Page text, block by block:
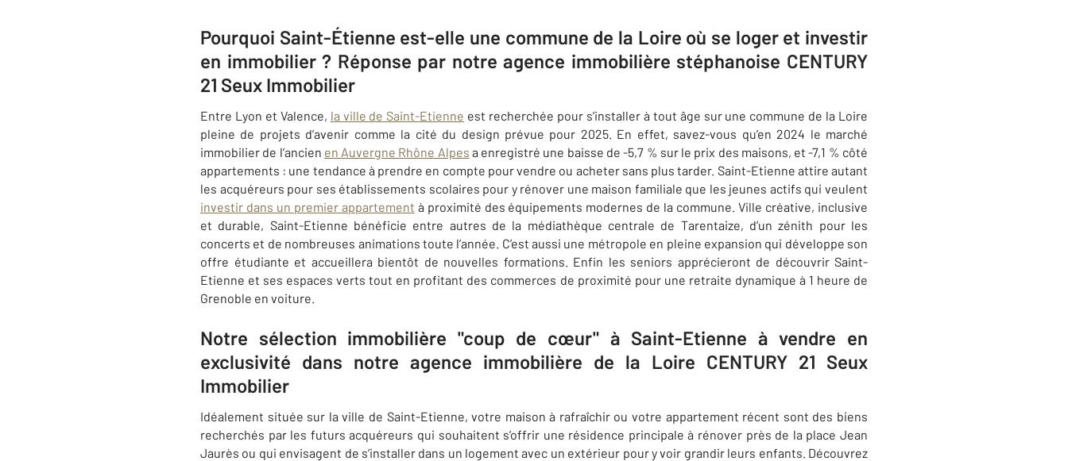
Pourquoi Saint-Étienne est-elle une commune de la Loire où se loger et investir
en immobilier ? Réponse par notre agence immobilière stéphanoise CENTURY
21 Seux Immobilier
Entre Lyon et Valence, la ville de Saint-Etienne est recherchée pour s’installer à tout âge sur une commune de la Loire
pleine de projets d’avenir comme la cité du design prévue pour 2025. En effet, savez-vous qu’en 2024 le marché
immobilier de l’ancien en Auvergne Rhône Alpes a enregistré une baisse de -5,7 % sur le prix des maisons, et -7,1 % côté
appartements : une tendance à prendre en compte pour vendre ou acheter sans plus tarder. Saint-Etienne attire autant
les acquéreurs pour ses établissements scolaires pour y rénover une maison familiale que les jeunes actifs qui veulent
investir dans un premier appartement à proximité des équipements modernes de la commune.Ville créative, inclusive
et durable, Saint-Etienne bénéficie entre autres de la médiathèque centrale de Tarentaize, d’un zénith pour les
concerts et de nombreuses animations toute l’année. C’est aussi une métropole en pleine expansion qui développe son
offre étudiante et accueillera bientôt de nouvelles formations. Enfin les seniors apprécieront de découvrir Saint-
Etienne et ses espaces verts tout en profitant des commerces de proximité pour une retraite dynamique à 1 heure de
Grenoble en voiture.
Notre sélection immobilière "coup de cœur" à Saint-Etienne à vendre en
exclusivité dans notre agence immobilière de la Loire CENTURY 21 Seux
Immobilier
Idéalement située sur la ville de Saint-Etienne, votre maison à rafraîchir ou votre appartement récent sont des biens
recherchés par les futurs acquéreurs qui souhaitent s’offrir une résidence principale à rénover près de la place Jean
Jaurès ou qui envisagent de s’installer dans un logement avec un extérieur pour y voir grandir leurs enfants. Découvrez